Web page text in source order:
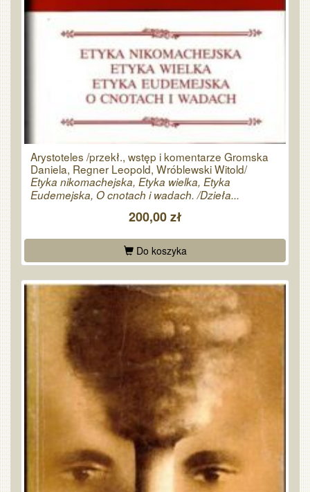
Arystoteles /przekł., wstęp i komentarze Gromska
Daniela, Regner Leopold, Wróblewski Witold/
Etyka nikomachejska, Etyka wielka, Etyka
Eudemejska, O cnotach i wadach. /Dzieła...
200,00 zł
Do koszyka